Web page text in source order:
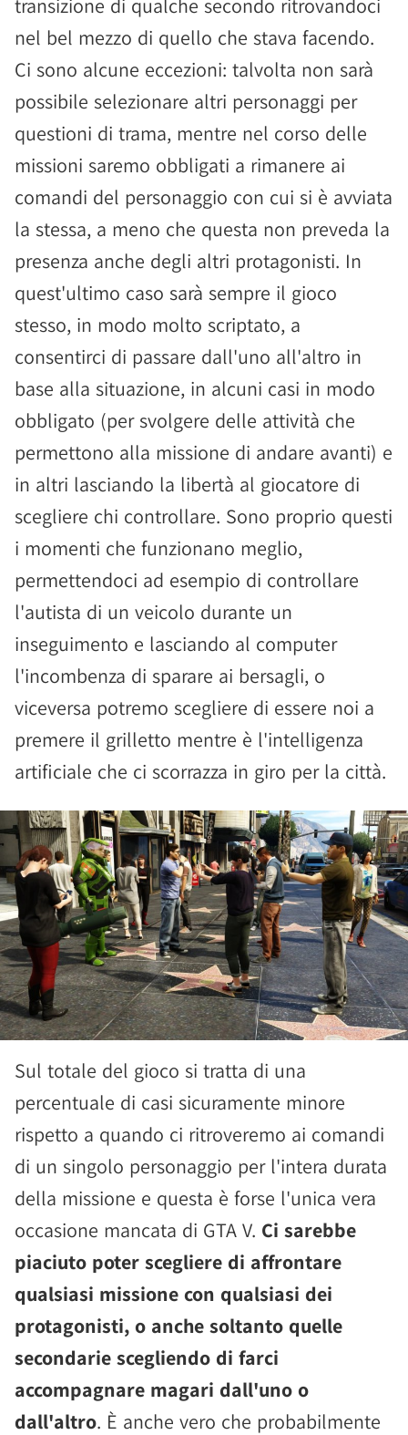
transizione di qualche secondo ritrovandoci
nel bel mezzo di quello che stava facendo.
Ci sono alcune eccezioni: talvolta non sarà
possibile selezionare altri personaggi per
questioni di trama, mentre nel corso delle
missioni saremo obbligati a rimanere ai
comandi del personaggio con cui si è avviata
la stessa, a meno che questa non preveda la
presenza anche degli altri protagonisti. In
quest'ultimo caso sarà sempre il gioco
stesso, in modo molto scriptato, a
consentirci di passare dall'uno all'altro in
base alla situazione, in alcuni casi in modo
obbligato (per svolgere delle attività che
permettono alla missione di andare avanti) e
in altri lasciando la libertà al giocatore di
scegliere chi controllare. Sono proprio questi
i momenti che funzionano meglio,
permettendoci ad esempio di controllare
l'autista di un veicolo durante un
inseguimento e lasciando al computer
l'incombenza di sparare ai bersagli, o
viceversa potremo scegliere di essere noi a
premere il grilletto mentre è l'intelligenza
artificiale che ci scorrazza in giro per la città.
Sul totale del gioco si tratta di una
percentuale di casi sicuramente minore
rispetto a quando ci ritroveremo ai comandi
di un singolo personaggio per l'intera durata
della missione e questa è forse l'unica vera
occasione mancata di GTA V. Ci sarebbe
piaciuto poter scegliere di affrontare
qualsiasi missione con qualsiasi dei
protagonisti, o anche soltanto quelle
secondarie scegliendo di farci
accompagnare magari dall'uno o
dall'altro. È anche vero che probabilmente